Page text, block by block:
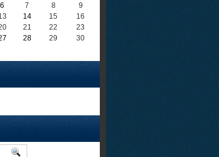
6 7 8
9
14 15
16
21 22
23
28 29 30